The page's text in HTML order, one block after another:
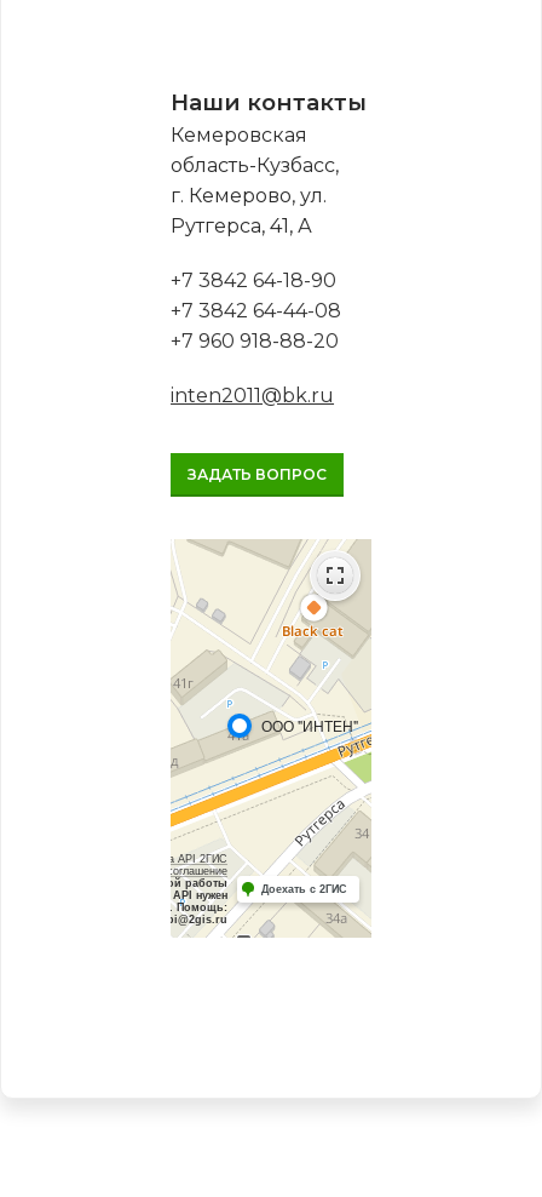
Наши контакты
Кемеровская
область-Кузбасс,
г. Кемерово, ул.
Рутгерса, 41, А
+7 3842 64-18-90
+7 3842 64-44-08
+7 960 918-88-20
inten2011@bk.ru
ЗАДАТЬ ВОПРОС